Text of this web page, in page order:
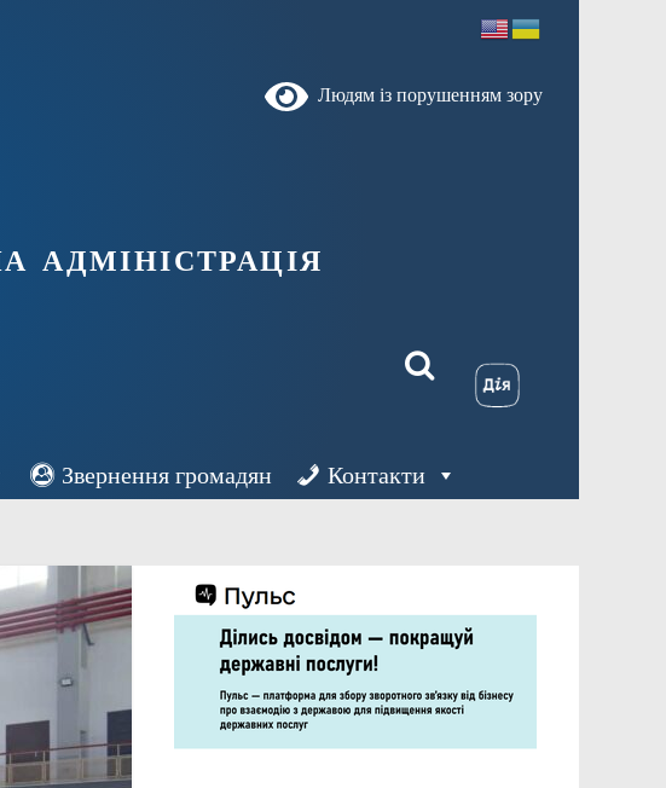
Людям із порушенням зору
адміністрація
Звернення громадян Контакти